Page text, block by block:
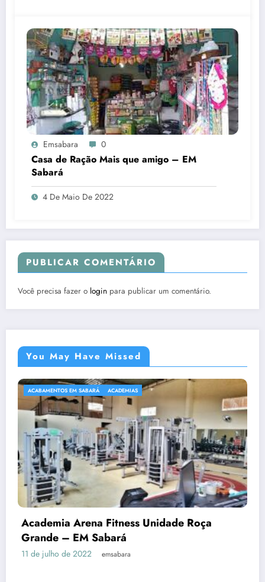
Emsabara 0
Casa de Ração Mais que amigo – EM
Sabará
4 De Maio De 2022
PUBLICAR COMENTÁRIO
Você precisa fazer o login para publicar um comentário.
You May Have Missed
Roça
ACADEMIAS